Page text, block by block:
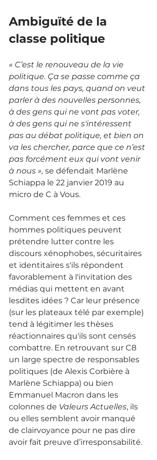
Ambiguïté de la
classe politique
« C’est le renouveau de la vie
politique. Ça se passe comme ça
dans tous les pays, quand on veut
parler à des nouvelles personnes,
à des gens qui ne vont pas voter,
à des gens qui ne s'intéressent
pas au débat politique, et bien on
va les chercher, parce que ce n’est
pas forcément eux qui vont venir
à nous », se défendait Marlène
Schiappa le 22 janvier 2019 au
micro de C à Vous.
Comment ces femmes et ces
hommes politiques peuvent
prétendre lutter contre les
discours xénophobes, sécuritaires
et identitaires s'ils répondent
favorablement à l'invitation des
médias qui mettent en avant
lesdites idées ? Car leur présence
(sur les plateaux télé par exemple)
tend à légitimer les thèses
réactionnaires qu'ils sont censés
combattre. En retrouvant sur C8
un large spectre de responsables
politiques (de Alexis Corbière à
Marlène Schiappa) ou bien
Emmanuel Macron dans les
colonnes de Valeurs Actuelles, ils
ou elles semblent avoir manqué
de clairvoyance pour ne pas dire
avoir fait preuve d’irresponsabilité.